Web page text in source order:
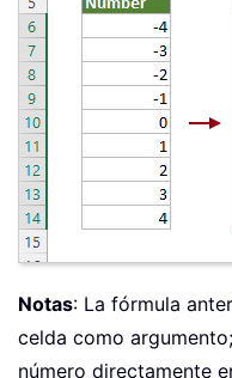
Notas: La fórmula
celda como
número directamente